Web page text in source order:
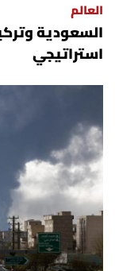
العالم
السعودية
استراتيجي